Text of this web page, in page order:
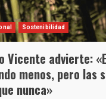
Sostenibilidad
Vicente advierte:
menos, pero las
nunca»